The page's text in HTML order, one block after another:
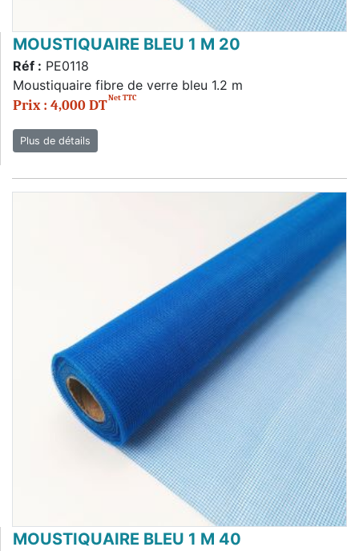
MOUSTIQUAIRE BLEU 1 M 20
Réf : PE0118
Moustiquaire fibre de verre bleu 1.2 m
Prix : 4,000 DTNet TTC
Plus de détails
MOUSTIQUAIRE BLEU 1 M 40